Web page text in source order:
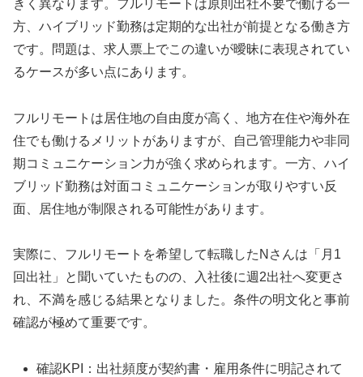
きく異なります。フルリモートは原則出社不要で働ける一
方、ハイブリッド勤務は定期的な出社が前提となる働き方
です。問題は、求人票上でこの違いが曖昧に表現されてい
るケースが多い点にあります。
フルリモートは居住地の自由度が高く、地方在住や海外在
住でも働けるメリットがありますが、自己管理能力や非同
期コミュニケーション力が強く求められます。一方、ハイ
ブリッド勤務は対面コミュニケーションが取りやすい反
面、居住地が制限される可能性があります。
実際に、フルリモートを希望して転職したNさんは「月1
回出社」と聞いていたものの、入社後に週2出社へ変更さ
れ、不満を感じる結果となりました。条件の明文化と事前
確認が極めて重要です。
確認KPI：出社頻度が契約書・雇用条件に明記されて